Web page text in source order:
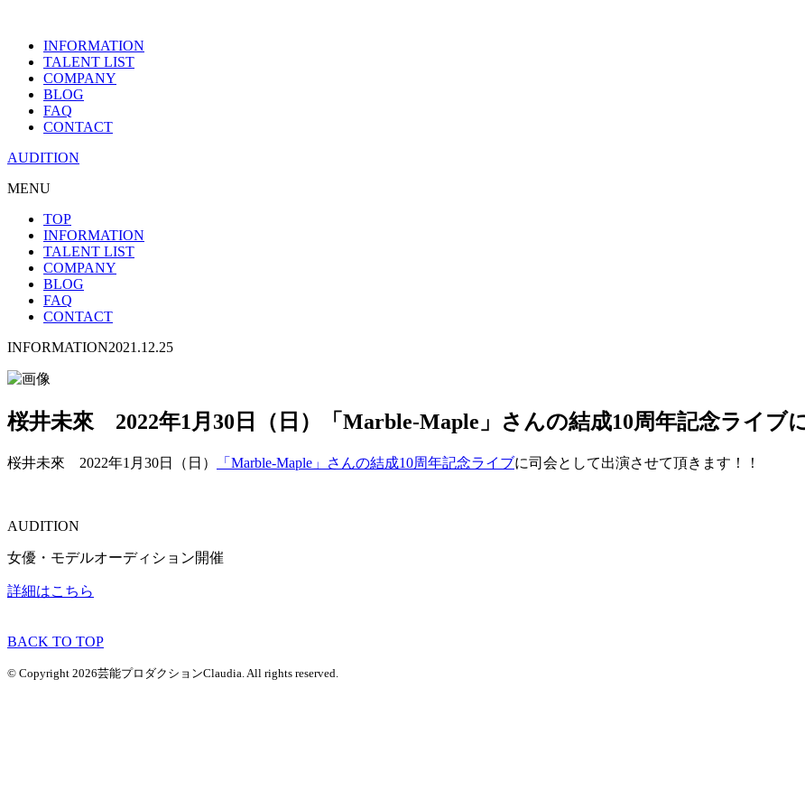
INFORMATION
TALENT LIST
COMPANY
BLOG
FAQ
CONTACT
AUDITION
MENU
TOP
INFORMATION
TALENT LIST
COMPANY
BLOG
FAQ
CONTACT
INFORMATION2021.12.25
桜井未來 2022年1月30日（日）「Marble-Maple」さんの結成10周年記念ライブ
桜井未來 2022年1月30日（日） 「Marble-Maple」さんの結成10周年記念ライブに司会として出演させて頂きます！！
AUDITION
女優・モデルオーディション開催
詳細はこちら
BACK TO TOP
© Copyright 2026芸能プロダクションClaudia. All rights reserved.